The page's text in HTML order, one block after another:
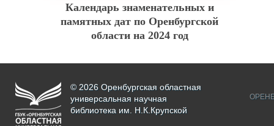
Календарь знаменательных и
памятных дат по Оренбургской
области на 2024 год
© 2026 Оренбургская областная
универсальная научная
библиотека им. Н.К.Крупской